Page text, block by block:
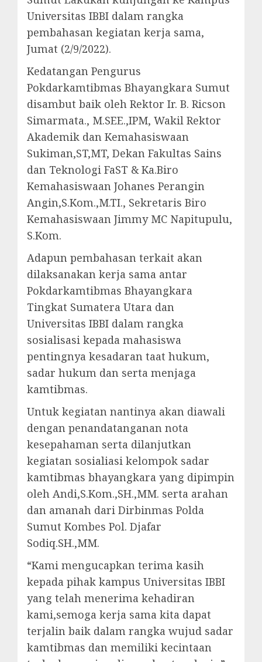
Universitas IBBI dalam rangka
pembahasan kegiatan kerja sama,
Jumat (2/9/2022).
Kedatangan Pengurus
Pokdarkamtibmas Bhayangkara Sumut
disambut baik oleh Rektor Ir. B. Ricson
Simarmata., M.SEE.,IPM, Wakil Rektor
Akademik dan Kemahasiswaan
Sukiman,ST,MT, Dekan Fakultas Sains
dan Teknologi FaST & Ka.Biro
Kemahasiswaan Johanes Perangin
Angin,S.Kom.,M.TI., Sekretaris Biro
Kemahasiswaan Jimmy MC Napitupulu,
S.Kom.
Adapun pembahasan terkait akan
dilaksanakan kerja sama antar
Pokdarkamtibmas Bhayangkara
Tingkat Sumatera Utara dan
Universitas IBBI dalam rangka
sosialisasi kepada mahasiswa
pentingnya kesadaran taat hukum,
sadar hukum dan serta menjaga
kamtibmas.
Untuk kegiatan nantinya akan diawali
dengan penandatanganan nota
kesepahaman serta dilanjutkan
kegiatan sosialiasi kelompok sadar
kamtibmas bhayangkara yang dipimpin
oleh Andi,S.Kom.,SH.,MM. serta arahan
dan amanah dari Dirbinmas Polda
Sumut Kombes Pol. Djafar
Sodiq.SH.,MM.
“Kami mengucapkan terima kasih
kepada pihak kampus Universitas IBBI
yang telah menerima kehadiran
kami,semoga kerja sama kita dapat
terjalin baik dalam rangka wujud sadar
kamtibmas dan memiliki kecintaan